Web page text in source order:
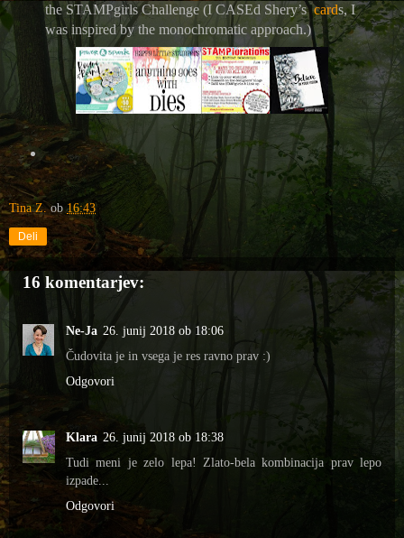
the STAMPgirls Challenge (I CASEd Shery’scards, I
was inspired by the monochromatic approach.)
Tina Z. ob16:43
Deli
16 komentarjev:
Ne-Ja 26. junij 2018 ob 18:06
Čudovita je in vsega je res ravno prav :)
Odgovori
Klara 26. junij 2018 ob 18:38
Tudi meni je zelo lepa! Zlato-bela kombinacija prav lepo
izpade...
Odgovori